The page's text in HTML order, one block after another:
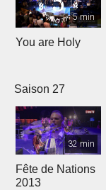
5 min
You are Holy
Saison 27
32 min
Fête de Nations
2013